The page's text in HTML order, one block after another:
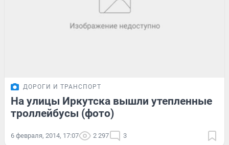
ДОРОГИ И ТРАНСПОРТ
На улицы Иркутска вышли утепленные
троллейбусы (фото)
6 февраля, 2014, 17:07 2 297 3